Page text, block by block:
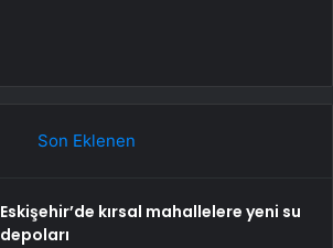
Son Eklenen
Eskişehir’de kırsal mahallelere yeni su
depoları